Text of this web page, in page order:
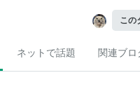
この
ネットで話題 関連ブロ